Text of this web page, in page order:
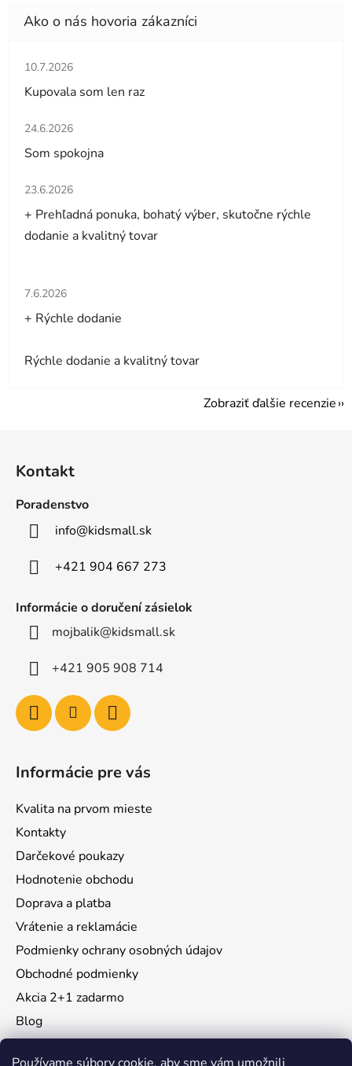
Hodnotenie obchodu je 5 z 5 hviezdičiek.
10.7.2026
Kupovala som len raz
Hodnotenie obchodu je 5 z 5 hviezdičiek.
24.6.2026
Som spokojna
Hodnotenie obchodu je 5 z 5 hviezdičiek.
23.6.2026
+ Prehľadná ponuka, bohatý výber, skutočne rýchle
dodanie a kvalitný tovar
Hodnotenie obchodu je 5 z 5 hviezdičiek.
7.6.2026
+ Rýchle dodanie
Rýchle dodanie a kvalitný tovar
Zobraziť ďalšie recenzie
Kontakt
Poradenstvo
info@kidsmall.sk
+421 904 667 273
Informácie o doručení zásielok
mojbalik@kidsmall.sk
+421 905 908 714
Informácie pre vás
Kvalita na prvom mieste
Kontakty
Darčekové poukazy
Hodnotenie obchodu
Doprava a platba
Vrátenie a reklamácie
Podmienky ochrany osobných údajov
Obchodné podmienky
Akcia 2+1 zadarmo
Blog